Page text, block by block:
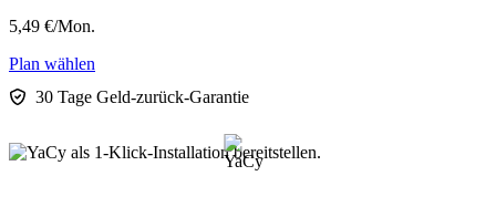
5,49 €/Mon.
Plan wählen
30 Tage Geld-zurück-Garantie